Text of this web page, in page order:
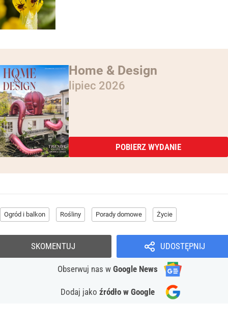
Home & Design
lipiec 2026
POBIERZ WYDANIE
Ogród i balkon Rośliny Porady domowe Życie
UDOSTĘPNIJ
Obserwuj nas w Google News
Dodaj jako źródło w Google
SKOMENTUJ